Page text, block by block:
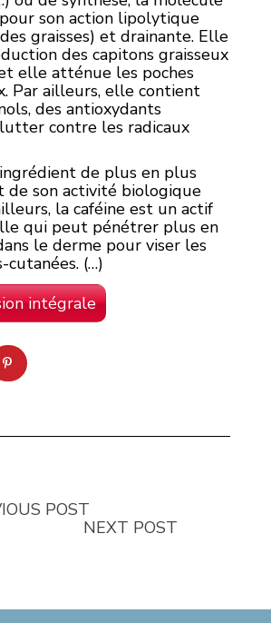
son action lipolytique
graisses) et drainante. Elle
des capitons graisseux
elle atténue les poches
Par ailleurs, elle contient
des antioxydants
contre les radicaux
ingrédient de plus en plus
de son activité biologique
la caféine est un actif
qui peut pénétrer plus en
le derme pour viser les
cutanées. (…)
intégrale
POST
NEXT POST